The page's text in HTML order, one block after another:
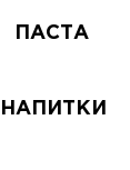
ПАСТА
НАПИТКИ